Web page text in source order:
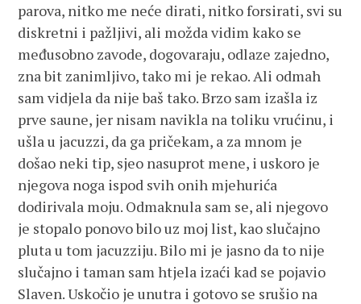
parova, nitko me neće dirati, nitko forsirati, svi su
diskretni i pažljivi, ali možda vidim kako se
međusobno zavode, dogovaraju, odlaze zajedno,
zna bit zanimljivo, tako mi je rekao. Ali odmah
sam vidjela da nije baš tako. Brzo sam izašla iz
prve saune, jer nisam navikla na toliku vrućinu, i
ušla u jacuzzi, da ga pričekam, a za mnom je
došao neki tip, sjeo nasuprot mene, i uskoro je
njegova noga ispod svih onih mjehurića
dodirivala moju. Odmaknula sam se, ali njegovo
je stopalo ponovo bilo uz moj list, kao slučajno
pluta u tom jacuzziju. Bilo mi je jasno da to nije
slučajno i taman sam htjela izaći kad se pojavio
Slaven. Uskočio je unutra i gotovo se srušio na